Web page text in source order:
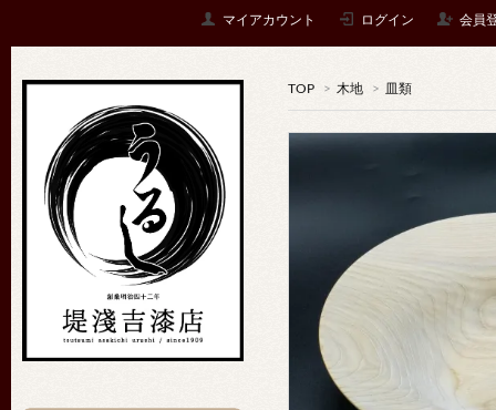
マイアカウント ログイン 会員
TOP > 木地 > 皿類